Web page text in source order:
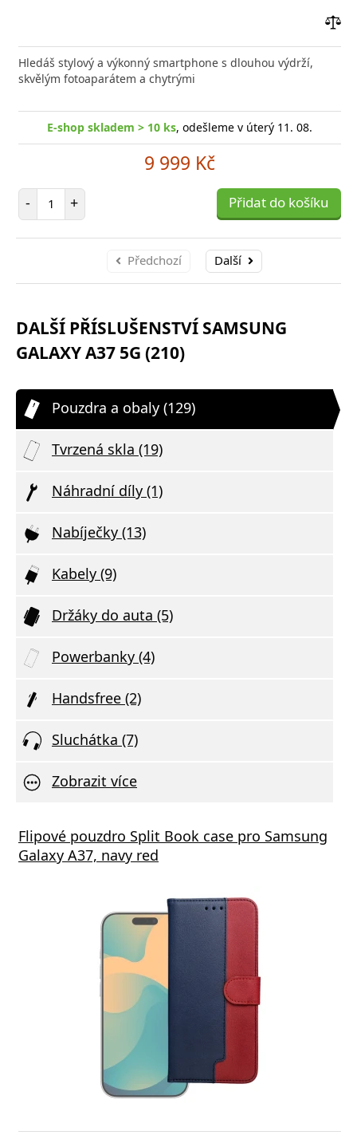
Hledáš stylový a výkonný smartphone s dlouhou výdrží,
skvělým fotoaparátem a chytrými
E-shop skladem > 10 ks, odešleme v úterý 11. 08.
9 999 Kč
- Počet položek
+ Přidat do košíku
Předchozí Další
DALŠÍ PŘÍSLUŠENSTVÍ SAMSUNG
GALAXY A37 5G (210)
Pouzdra a obaly (129)
Tvrzená skla (19)
Náhradní díly (1)
Nabíječky (13)
Kabely (9)
Držáky do auta (5)
Powerbanky (4)
Handsfree (2)
Sluchátka (7)
Zobrazit více
Flipové pouzdro Split Book case pro Samsung
Galaxy A37, navy red